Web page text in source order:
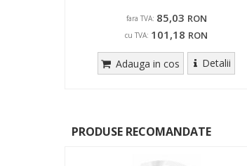
fara TVA: 85,03 RON
cu TVA: 101,18 RON
Adauga in cos Detalii
PRODUSE RECOMANDATE